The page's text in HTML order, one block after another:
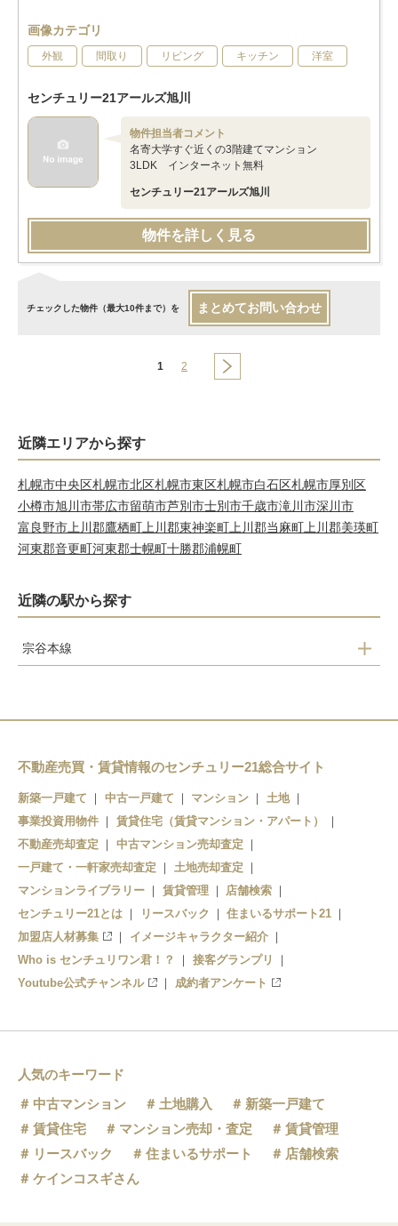
画像カテゴリ
外観 間取り リビング キッチン 洋室
センチュリー21アールズ旭川
物件担当者コメント
名寄大学すぐ近くの3階建てマンション
3LDK インターネット無料
センチュリー21アールズ旭川
物件を詳しく見る
チェックした物件（最大10件まで）を まとめてお問い合わせ
1 2
近隣エリアから探す
札幌市中央区札幌市北区札幌市東区札幌市白石区札幌市厚別区
小樽市旭川市帯広市留萌市芦別市士別市千歳市滝川市深川市
富良野市 上川郡鷹栖町 上川郡東神楽町 上川郡当麻町 上川郡美瑛町
河東郡音更町河東郡士幌町十勝郡浦幌町
近隣の駅から探す
宗谷本線
東風連駅
名寄高校駅
名寄駅
日進駅
北星駅
智恵文駅
智北駅
不動産売買・賃貸情報のセンチュリー21総合サイト
新築一戸建て 中古一戸建て マンション
土地
事業投資用物件
賃貸住宅（賃貸マンション・アパート）
不動産売却査定
中古マンション売却査定
一戸建て・一軒家売却査定
土地売却査定
マンションライブラリー
賃貸管理
店舗検索
センチュリー21とは
リースバック
住まいるサポート21
加盟店人材募集
イメージキャラクター紹介
Who is センチュリワン君！？
接客グランプリ
Youtube公式チャンネル
成約者アンケート
人気のキーワード
中古マンション
土地購入
新築一戸建て
賃貸住宅
マンション売却・査定
賃貸管理
リースバック
住まいるサポート
店舗検索
ケインコスギさん